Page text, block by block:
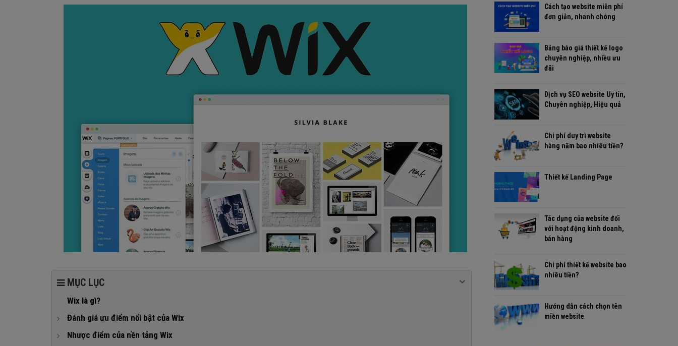
MỤC LỤC
Wix là gì?
Đánh giá ưu điểm nổi bật của Wix
1. Thao tác đơn giản
Nhược điểm của nền tảng Wix
Cách tạo website miễn phí
đơn giản, nhanh chóng
Bảng báo giá thiết kế logo
chuyên nghiệp, nhiều ưu
đãi
Dịch vụ SEO website Uy tín,
Chuyên nghiệp, Hiệu quả
Chi phí duy trì website
hàng năm bao nhiêu tiền?
Thiết kế Landing Page
Tác dụng của website đối
với hoạt động kinh doanh,
bán hàng
Chi phí thiết kế website bao
nhiêu tiền?
Hướng dẫn cách chọn tên
miền website